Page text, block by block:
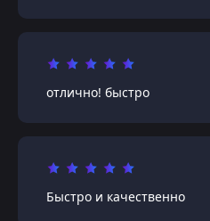
отлично! быстро
Быстро и качественно